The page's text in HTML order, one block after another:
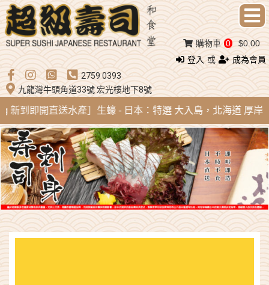
登入 或
成為會員
2759 0393
九龍灣牛頭角道33號 宏光樓地下8號
購物車 0 $0.00
新到即開直送水產］生蠔 - 日本：特選 大入島，北海道 厚岸